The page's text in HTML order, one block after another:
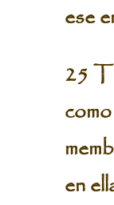
ese
25
en